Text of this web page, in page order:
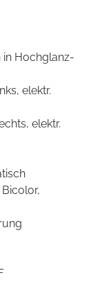
in Hochglanz-
elektr.
elektr.